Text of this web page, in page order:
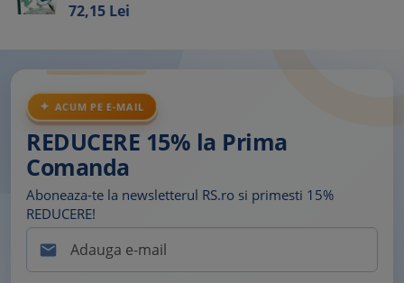
72,15 Lei
ACUM PE E-MAIL
REDUCERE 15% la Prima
Comanda
Aboneaza-te la newsletterul RS.ro si primesti 15%
REDUCERE!
